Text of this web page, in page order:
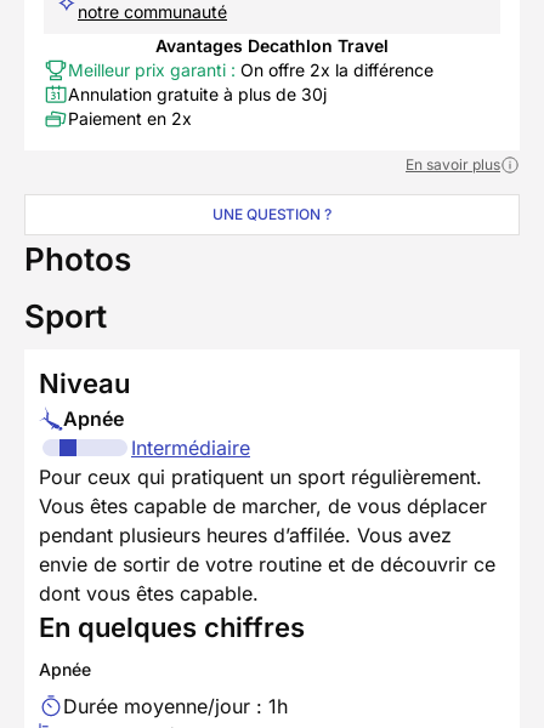
notre communauté
Avantages Decathlon Travel
Meilleur prix garanti : On offre 2x la différence
Annulation gratuite à plus de 30j
Paiement en 2x
En savoir plus
UNE QUESTION ?
Photos
Sport
Niveau
Apnée
Intermédiaire
Pour ceux qui pratiquent un sport régulièrement.
Vous êtes capable de marcher, de vous déplacer
pendant plusieurs heures d’affilée. Vous avez
envie de sortir de votre routine et de découvrir ce
dont vous êtes capable.
En quelques chiffres
Apnée
Durée moyenne/jour : 1h